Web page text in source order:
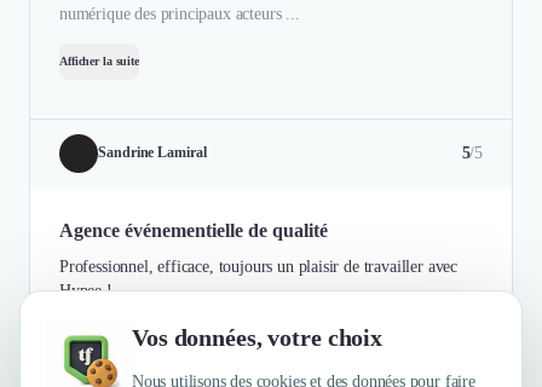
Vos données, votre choix
Nous utilisons des cookies et des données pour faire
numérique des principaux acteurs ...
Afficher la suite
Sandrine Lamiral 5/5
Agence événementielle de qualité
Professionnel, efficace, toujours un plaisir de travailler avec
Hypee !
Authentifié le 07/07/2021 par